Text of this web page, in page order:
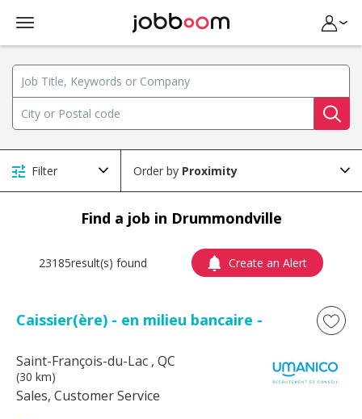
Filter Order by
Find a job in Drummondville
23185result(s) found Create an Alert
Caissier(ère) - en milieu bancaire -
Saint-François-du-Lac , QC
(30 km)
Sales, Customer Service